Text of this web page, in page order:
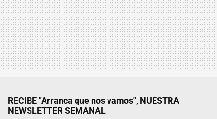
RECIBE "Arranca que nos vamos", NUESTRA
NEWSLETTER SEMANAL